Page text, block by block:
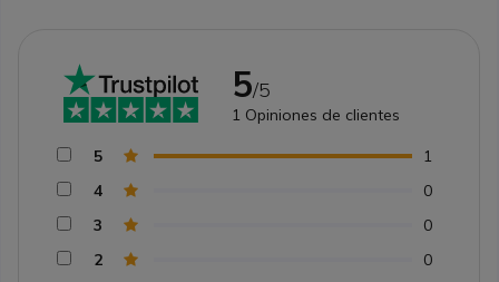
5/5
1 Opiniones de clientes
5
1
4
0
3
0
2
0